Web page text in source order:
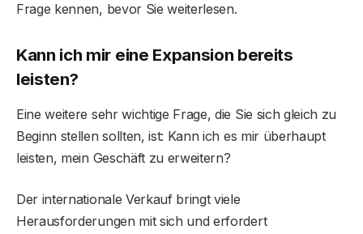
Frage kennen, bevor Sie weiterlesen.
Kann ich mir eine Expansion bereits
leisten?
Eine weitere sehr wichtige Frage, die Sie sich gleich zu
Beginn stellen sollten, ist: Kann ich es mir überhaupt
leisten, mein Geschäft zu erweitern?
Der internationale Verkauf bringt viele
Herausforderungen mit sich und erfordert